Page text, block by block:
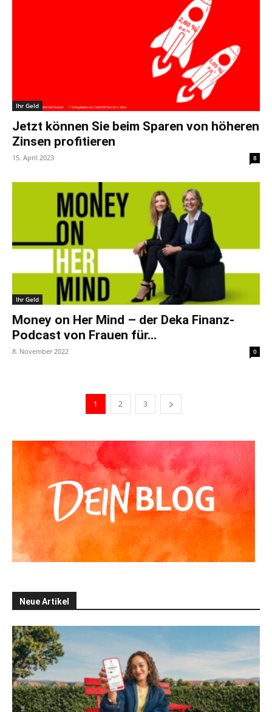
Ihr Geld
Jetzt können Sie beim Sparen von höheren
Zinsen profitieren
15. April 2023 8
Ihr Geld
Money on Her Mind – der Deka Finanz-
Podcast von Frauen für...
8. November 2022 0
1 2 3
Neue Artikel